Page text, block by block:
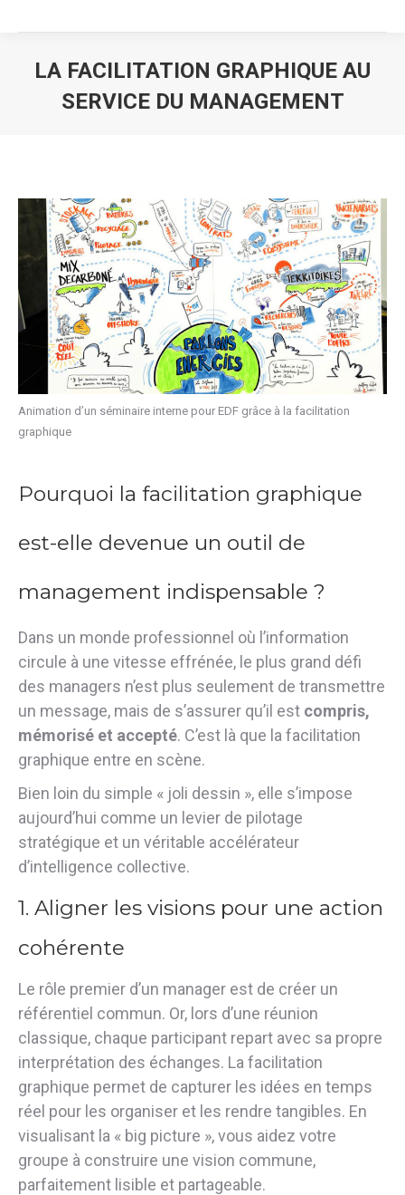
LA FACILITATION GRAPHIQUE AU
SERVICE DU MANAGEMENT
Animation d’un séminaire interne pour EDF grâce à la facilitation
graphique
Pourquoi la facilitation graphique
est-elle devenue un outil de
management indispensable ?
Dans un monde professionnel où l’information
circule à une vitesse effrénée, le plus grand défi
des managers n’est plus seulement de transmettre
un message, mais de s’assurer qu’il est compris,
mémorisé et accepté. C’est là que la facilitation
graphique entre en scène.
Bien loin du simple « joli dessin », elle s’impose
aujourd’hui comme un levier de pilotage
stratégique et un véritable accélérateur
d’intelligence collective.
1. Aligner les visions pour une action
cohérente
Le rôle premier d’un manager est de créer un
référentiel commun. Or, lors d’une réunion
classique, chaque participant repart avec sa propre
interprétation des échanges. La facilitation
graphique permet de capturer les idées en temps
réel pour les organiser et les rendre tangibles. En
visualisant la « big picture », vous aidez votre
groupe à construire une vision commune,
parfaitement lisible et partageable.